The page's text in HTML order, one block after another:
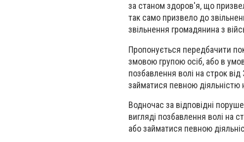
за станом здоров'я, що
так само призвело до
звільнення громадянина з
Пропонується передбачити
змовою групою осіб, або в
позбавлення волі на строк
займатися певною діяльністю
Водночас за відповідні
вигляді позбавлення волі на
або займатися певною